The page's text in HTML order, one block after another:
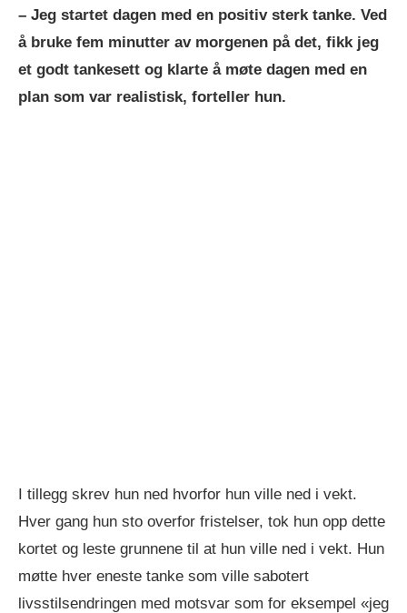
– Jeg startet dagen med en positiv sterk tanke. Ved
å bruke fem minutter av morgenen på det, fikk jeg
et godt tankesett og klarte å møte dagen med en
plan som var realistisk, forteller hun.
I tillegg skrev hun ned hvorfor hun ville ned i vekt.
Hver gang hun sto overfor fristelser, tok hun opp dette
kortet og leste grunnene til at hun ville ned i vekt. Hun
møtte hver eneste tanke som ville sabotert
livsstilsendringen med motsvar som for eksempel «jeg